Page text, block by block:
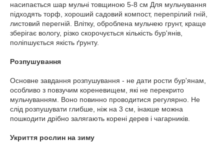
насипається шар мульчі товщиною 5-8 см Для мульчування
підходять торф, хороший садовий компост, перепрілий гній,
листовий перегній. Влітку, оброблена мульчею грунт, краще
зберігає вологу, різко скорочується кількість бур'янів,
поліпшується якість ґрунту.
Розпушування
Основне завдання розпушування - не дати рости бур'янам,
особливо з повзучим кореневищем, які не перекрито
мульчуванням. Воно повинно проводитися регулярно. Не
слід розпушувати глибше, ніж на 3 см, інакше можна
пошкодити дрібно залягають корені дерев і чагарників.
Укриття рослин на зиму